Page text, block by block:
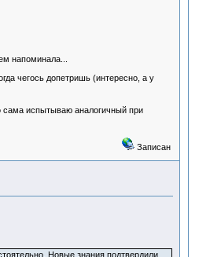
напоминала...
чегось допетришь (интересно, а у
сама испытываю аналогичный при
Записан
Новые знания подтвердили